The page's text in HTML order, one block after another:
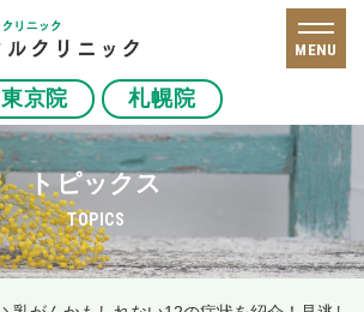
東京院 札幌院
MENU
トピックス
TOPICS